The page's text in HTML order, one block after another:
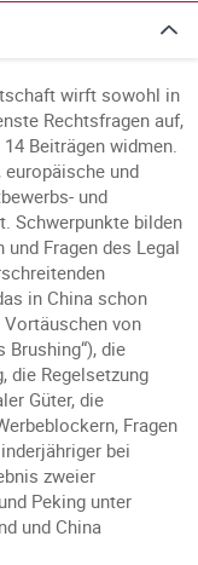
wirft sowohl in
Rechtsfragen auf,
Beiträgen widmen.
und
und
Schwerpunkte bilden
Fragen des Legal
in China schon
von
Brushing“), die
die Regelsetzung
Güter, die
Fragen
bei
zweier
Peking unter
und China